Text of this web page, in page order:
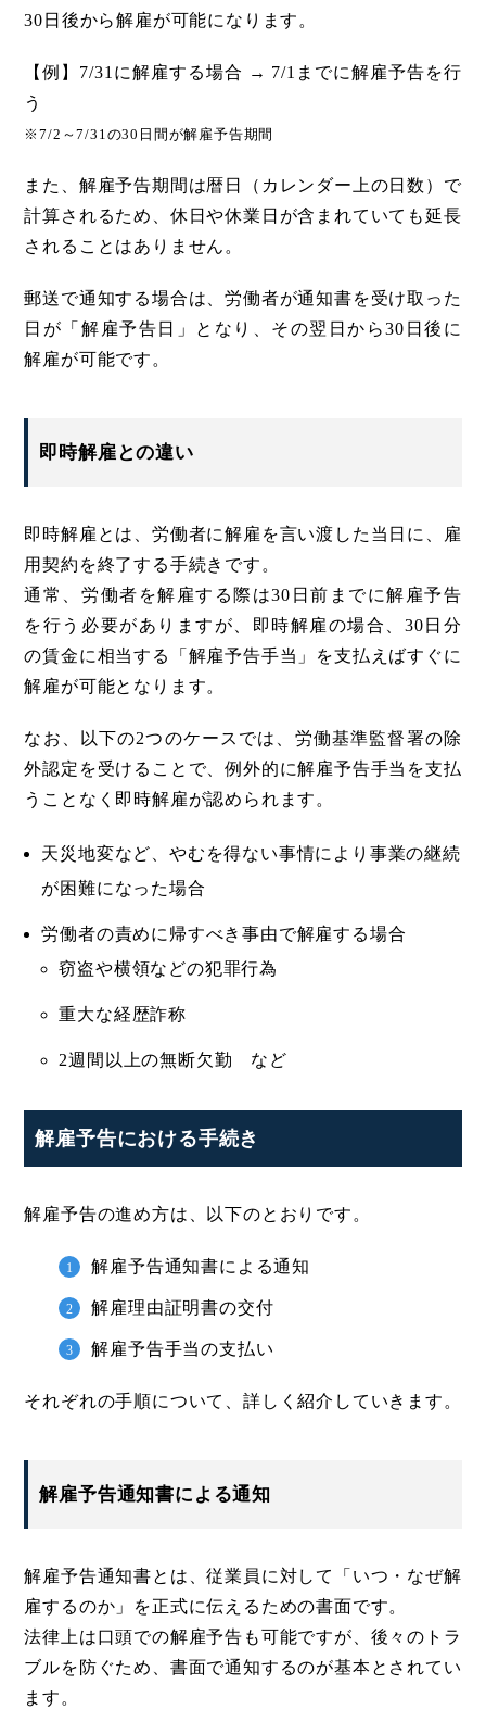
30日後から解雇が可能になります。
【例】7/31に解雇する場合 → 7/1までに解雇予告を行
う
※7/2～7/31の30日間が解雇予告期間
また、解雇予告期間は暦日（カレンダー上の日数）で
計算されるため、休日や休業日が含まれていても延長
されることはありません。
郵送で通知する場合は、労働者が通知書を受け取った
日が「解雇予告日」となり、その翌日から30日後に
解雇が可能です。
即時解雇との違い
即時解雇とは、労働者に解雇を言い渡した当日に、雇
用契約を終了する手続きです。
通常、労働者を解雇する際は30日前までに解雇予告
を行う必要がありますが、即時解雇の場合、30日分
の賃金に相当する「解雇予告手当」を支払えばすぐに
解雇が可能となります。
なお、以下の2つのケースでは、労働基準監督署の除
外認定を受けることで、例外的に解雇予告手当を支払
うことなく即時解雇が認められます。
天災地変など、やむを得ない事情により事業の継続
が困難になった場合
労働者の責めに帰すべき事由で解雇する場合
窃盗や横領などの犯罪行為
重大な経歴詐称
2週間以上の無断欠勤 など
解雇予告における手続き
解雇予告の進め方は、以下のとおりです。
解雇予告通知書による通知
解雇理由証明書の交付
解雇予告手当の支払い
それぞれの手順について、詳しく紹介していきます。
解雇予告通知書による通知
解雇予告通知書とは、従業員に対して「いつ・なぜ解
雇するのか」を正式に伝えるための書面です。
法律上は口頭での解雇予告も可能ですが、後々のトラ
ブルを防ぐため、書面で通知するのが基本とされてい
ます。